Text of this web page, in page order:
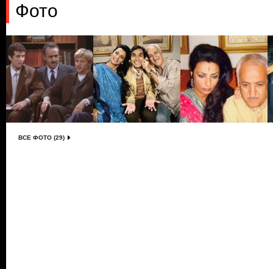
Фото
ВСЕ ФОТО (29)